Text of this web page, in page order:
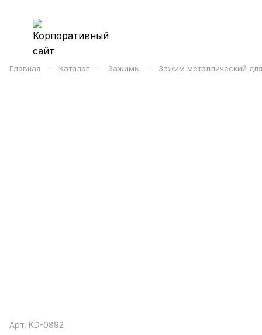
Главная – Каталог – Зажимы – Зажим металлический
Арт. KD-0892